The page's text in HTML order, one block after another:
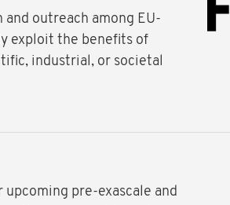
outreach among EU-
exploit the benefits of
industrial, or societal
upcoming pre-exascale and